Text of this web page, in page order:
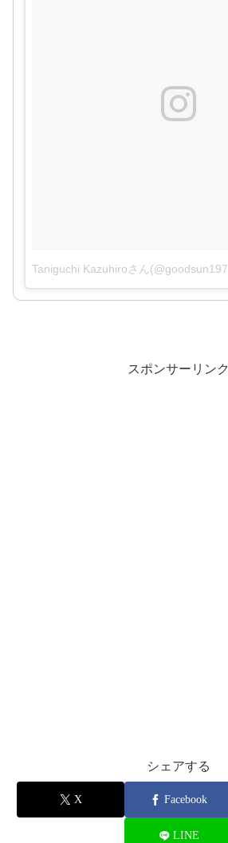
スポンサーリンク
シェアする
X Facebook
LINE